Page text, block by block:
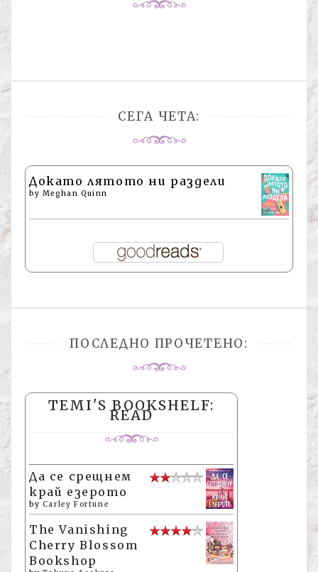
СЕГА ЧЕТА:
Докато лятото ни раздели
by Meghan Quinn
ПОСЛЕДНО ПРОЧЕТЕНО:
TEMI'S BOOKSHELF:
READ
Да се срещнем
край езерото
by Carley Fortune
The Vanishing
Cherry Blossom
Bookshop